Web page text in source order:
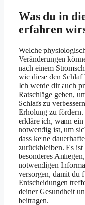
Was du in
erfahren
Welche
Veränderungen
nach einem
wie diese den Schlaf
Ich werde dir auch
Ratschläge geben,
Schlafs zu
Erholung zu fördern.
erkläre ich, wann ein
notwendig ist, um
dass keine
zurückbleiben. Es ist
besonderes
notwendigen
versorgen, damit du
Entscheidungen
deiner Gesundheit
beitragen.